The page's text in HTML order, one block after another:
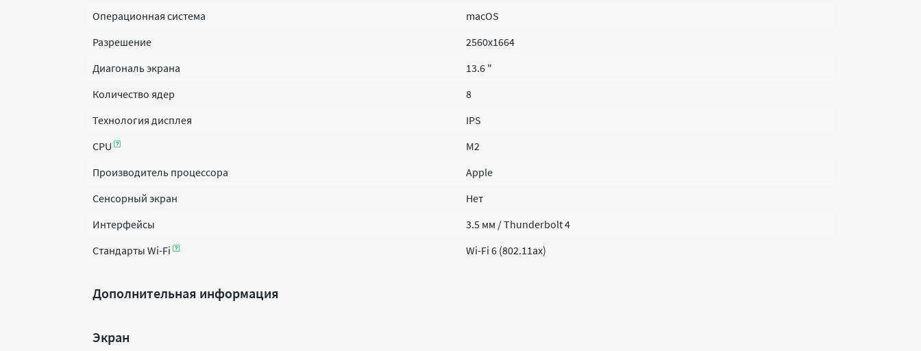
Операционная система
macOS
Разрешение
2560x1664
Диагональ экрана
13.6 "
Количество ядер
8
Технология дисплея
IPS
CPU
M2
Производитель процессора
Apple
Сенсорный экран
Нет
Интерфейсы
3.5 мм / Thunderbolt 4
Стандарты Wi-Fi
Wi-Fi 6 (802.11ax)
Дополнительная информация
Экран